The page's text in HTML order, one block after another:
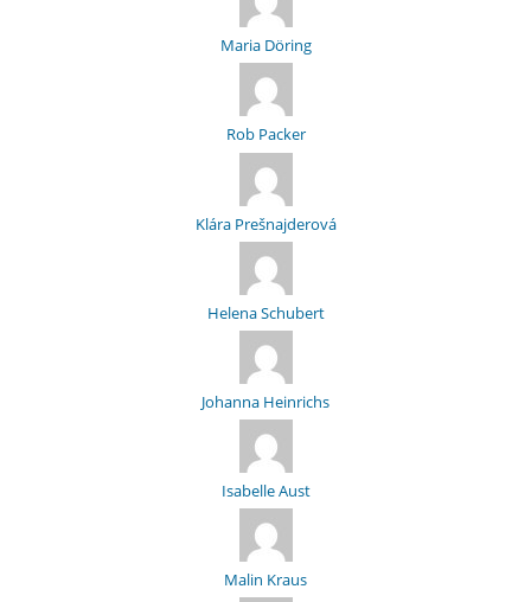
Maria Döring
Rob Packer
Klára Prešnajderová
Helena Schubert
Johanna Heinrichs
Isabelle Aust
Malin Kraus